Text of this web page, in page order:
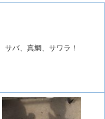
サバ、真鯛、サワラ！